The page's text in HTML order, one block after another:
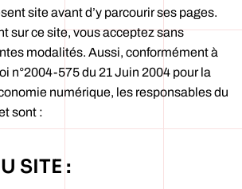
site avant d’y parcourir ses pages.
sur ce site, vous acceptez sans
modalités. Aussi, conformément à
n°2004-575 du 21 Juin 2004 pour la
numérique, les responsables du
sont :
SITE :